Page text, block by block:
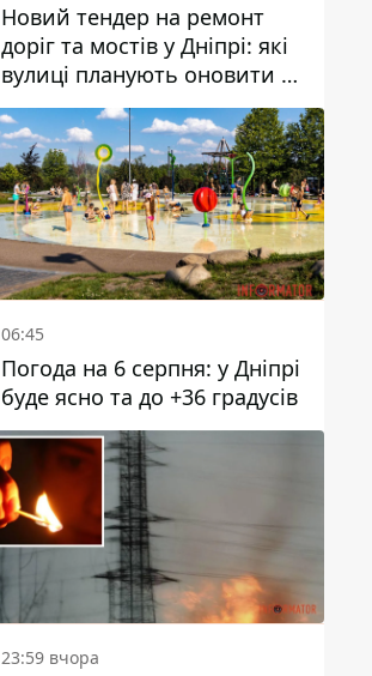
Новий тендер на ремонт
доріг та мостів у Дніпрі: які
вулиці планують оновити та
скільки десятків мільйонів
гривень на це хочуть
витратити
06:45
Погода на 6 серпня: у Дніпрі
буде ясно та до +36 градусів
23:59 вчора